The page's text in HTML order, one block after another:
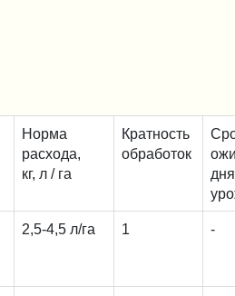
Норма
расхода,
кг, л / га
Кратность
обработок
2,5-4,5 л/га 1 -